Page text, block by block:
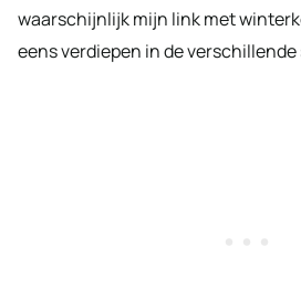
waarschijnlijk mijn link met
eens verdiepen in de